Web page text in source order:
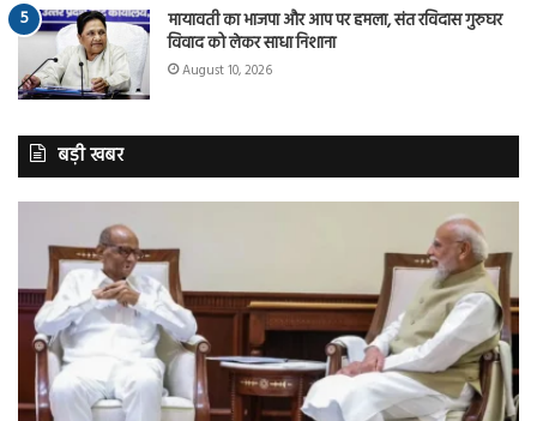
मायावती का भाजपा और आप पर हमला, संत रविदास गुरुघर
विवाद को लेकर साधा निशाना
August 10, 2026
बड़ी खबर